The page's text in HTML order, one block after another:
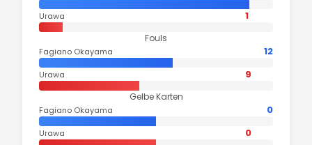
Urawa 1
Fouls
Fagiano Okayama 12
Urawa 9
Gelbe Karten
Fagiano Okayama 0
Urawa 0